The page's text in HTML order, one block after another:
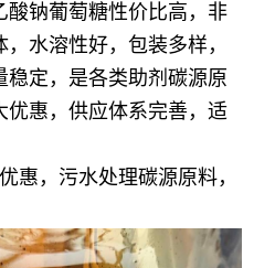
酸钠葡萄糖性价比高，非
水溶性好，包装多样，
定， 是各类助剂碳源原
优惠，供应体系完善，适
惠，污水处理碳源原料，